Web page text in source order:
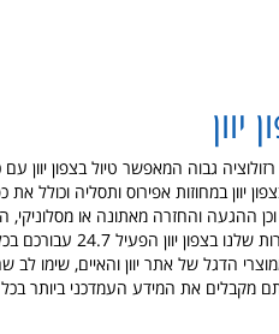
גבוה המאפשר טיול בצפון יוון
יוון במחוזות אפירוס ותסליה וכולל את
ההגעה והחזרה מאתונה או מסלוניקי,
עזרה שלנו בחלוקת הימים בטיול עבורכם וקישור למוקד
הדגל של אתר יוון והאיים, שימו לב
מקבלים את המידע העמדכני ביותר